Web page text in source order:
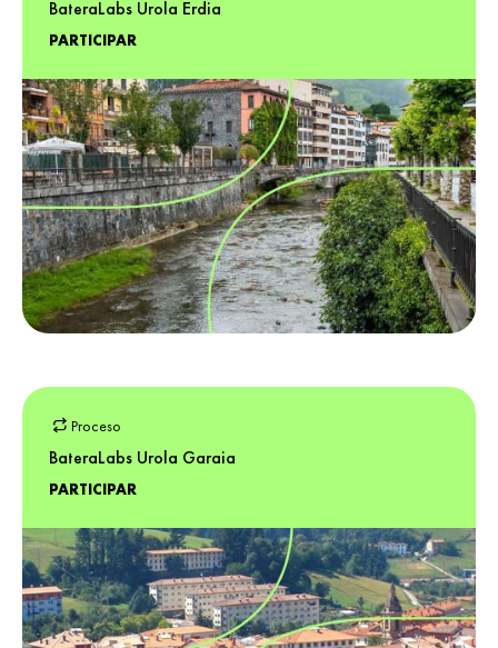
BateraLabs Urola Erdia
PARTICIPAR
Proceso
BateraLabs Urola Garaia
PARTICIPAR